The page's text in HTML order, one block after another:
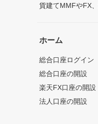
貨建てMMFやFX
ホーム
総合口座ログイン
総合口座の開設
楽天FX口座の開設
法人口座の開設